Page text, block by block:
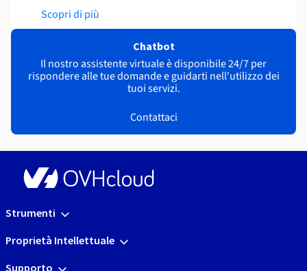
Scopri di più
Chatbot
Il nostro assistente virtuale è disponibile 24/7 per
rispondere alle tue domande e guidarti nell'utilizzo dei
tuoi servizi.
Contattaci
Strumenti
Proprietà Intellettuale
Supporto